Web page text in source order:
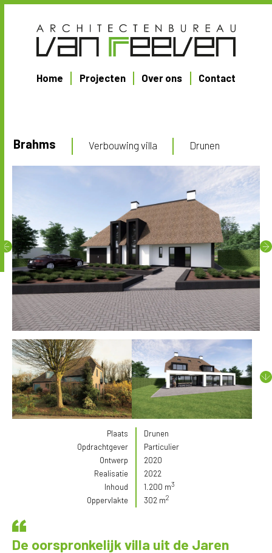
Home Projecten Over ons Contact
Brahms Verbouwing villa Drunen
Plaats
Drunen
Opdrachtgever
Particulier
Ontwerp
2020
Realisatie
2022
Inhoud
1.200 m3
Oppervlakte 302 m2
De oorspronkelijk villa uit de Jaren